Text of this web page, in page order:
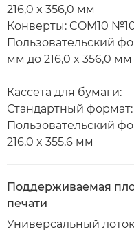
216,0 x 356,0 мм
Конверты: COM10
Пользовательский
мм до 216,0 x 356,0 мм
Кассета для бумаги:
Стандартный формат:
Пользовательский
216,0 x 355,6 мм
Поддерживаемая
печати
Универсальный